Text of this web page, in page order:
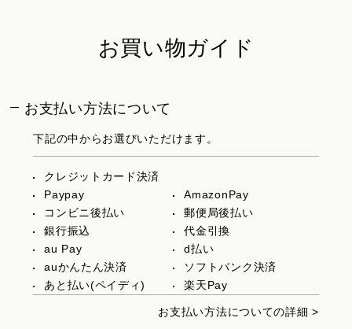
お買い物ガイド
お支払い方法について
下記の中からお選びいただけます。
クレジットカード決済
Paypay
AmazonPay
コンビニ後払い
郵便局後払い
銀行振込
代金引換
au Pay
d払い
auかんたん決済
ソフトバンク決済
あと払い(ペイディ)
楽天Pay
お支払い方法についての詳細 >